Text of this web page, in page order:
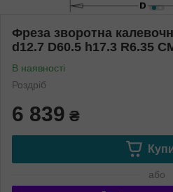
Фреза зворотна
d12.7 D60.5 h17.3 R6.35
В наявності
Роздріб
6 839 ₴
або